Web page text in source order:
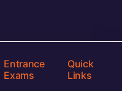
Entrance
Exams
Quick
Links